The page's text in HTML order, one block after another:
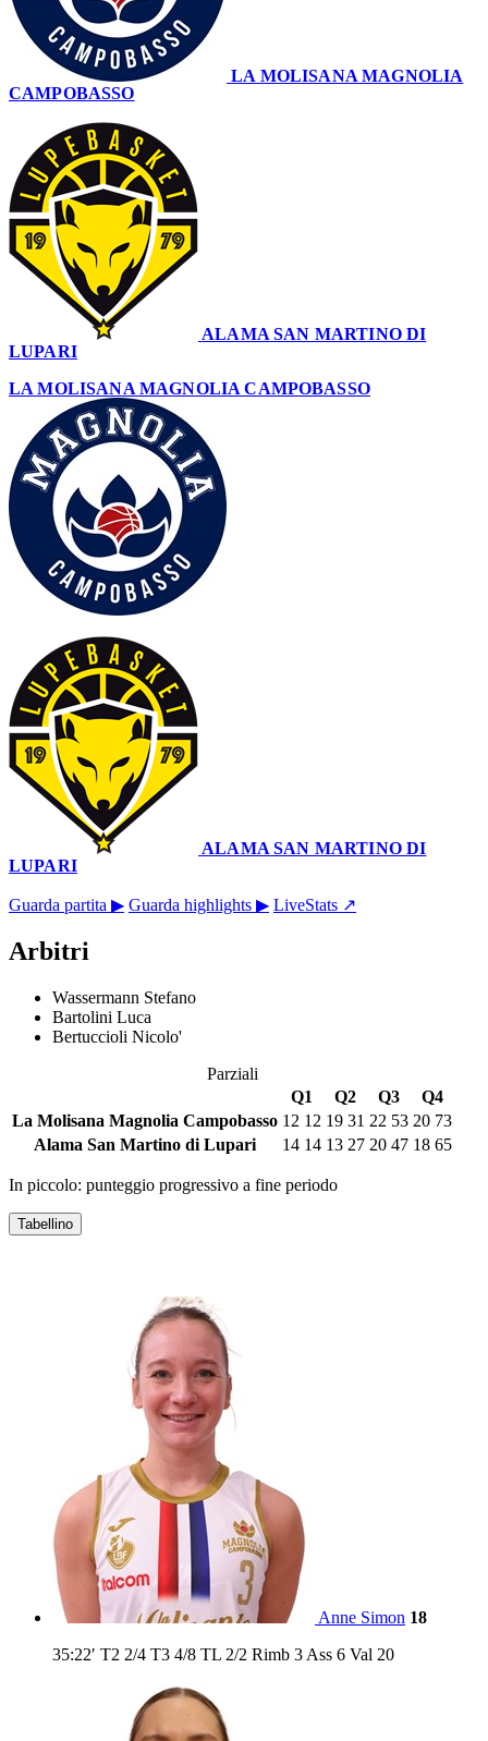
LA MOLISANA MAGNOLIA
CAMPOBASSO
ALAMA SAN MARTINO DI
LUPARI
LA MOLISANA MAGNOLIA CAMPOBASSO
ALAMA SAN MARTINO DI
LUPARI
Guarda partita ▶ Guarda highlights ▶ LiveStats ↗
Arbitri
Wassermann Stefano
Bartolini Luca
Bertuccioli Nicolo'
Parziali
Q1
Q2 Q3
Q4
La Molisana Magnolia Campobasso 12 12 19 31 22 53 20 73
Alama San Martino di Lupari
14 14 13 27 20 47 18 65
In piccolo: punteggio progressivo a fine periodo
Tabellino
Anne Simon 18
35:22′ T2 2/4 T3 4/8 TL 2/2 Rimb 3 Ass 6 Val 20